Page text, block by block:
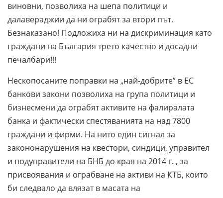
виновни, позволиха на шепа политици и
далавераджии да ни ограбят за втори път.
Безнаказано! Подложиха ни на дискриминация като
граждани на България трето качество и досадни
печалбари!!!
Нескопосаните поправки на „най-добрите” в ЕС
банкови закони позволиха на група политици и
бизнесмени да ограбят активите на фалиралата
банка и фактически спестяванията на над 7800
граждани и фирми. На нито един сигнал за
закононарушения на квестори, синдици, управител
и подуправители на БНБ до края на 2014 г. , за
присвоявания и ограбване на активи на КТБ, които
би следвало да влязат в масата на